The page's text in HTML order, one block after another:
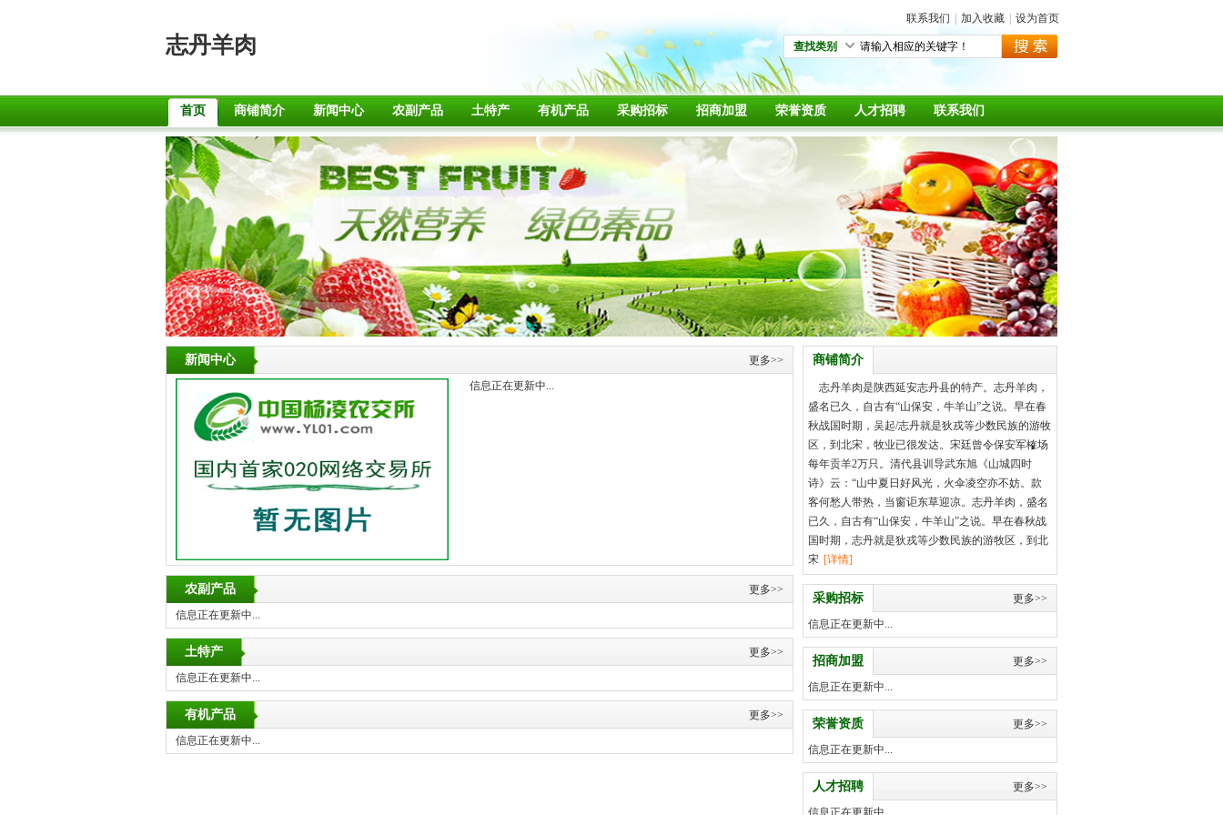
志丹羊肉
联系我们 加入收藏 设为首页
查找类别
首页 商铺简介 新闻中心 农副产品 土特产 有机产品 采购招标 招商加盟 荣誉资质 人才招聘 联系我们
新闻中心
更多>>
信息正在更新中...
农副产品
更多>>
信息正在更新中...
土特产
更多>>
信息正在更新中...
有机产品
更多>>
信息正在更新中...
商铺简介
志丹羊肉是陕西延安志丹县的特产。志丹羊肉，
盛名已久，自古有“山保安，牛羊山”之说。早在春
秋战国时期，吴起/志丹就是狄戎等少数民族的游牧
区，到北宋，牧业已很发达。宋廷曾令保安军榷场
每年贡羊2万只。清代县训导武东旭《山城四时
诗》云：“山中夏日好风光，火伞凌空亦不妨。款
客何愁人带热，当窗讵东草迎凉。志丹羊肉，盛名
已久，自古有“山保安，牛羊山”之说。早在春秋战
国时期，志丹就是狄戎等少数民族的游牧区，到北
宋 [详情]
采购招标
更多>>
信息正在更新中...
招商加盟
更多>>
信息正在更新中...
荣誉资质
更多>>
信息正在更新中...
人才招聘
更多>>
信息正在更新中...